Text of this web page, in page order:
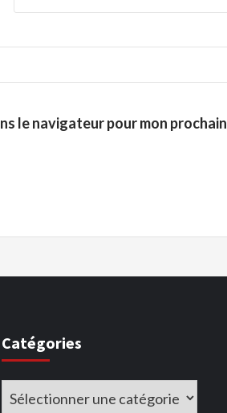
le navigateur pour mon prochain
Catégories
Catégories